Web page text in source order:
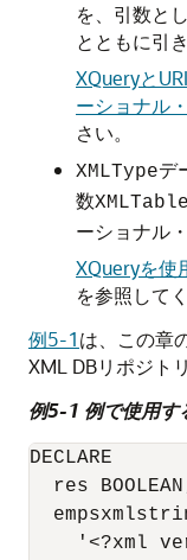
を、引数と
とともに引
XQueryと
ーショナル
さい。
XMLTypeデ
数XMLTable
ーショナル
XQueryを使
を参照して
例5-1は、この章
XML DBリポジト
例5-1 例で使用す
DECLARE
res
'<?xml